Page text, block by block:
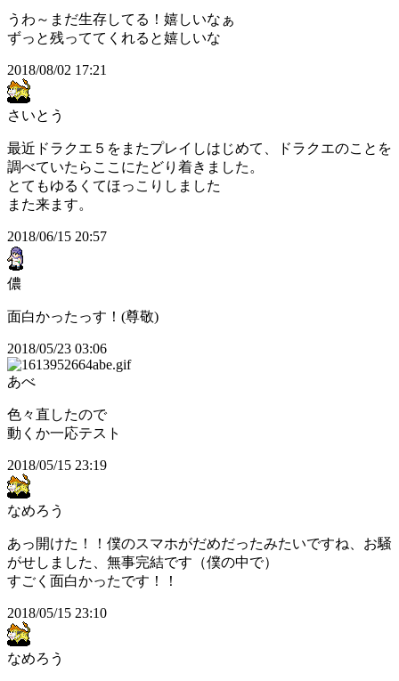
うわ～まだ生存してる！嬉しいなぁ
ずっと残っててくれると嬉しいな
2018/08/02 17:21
さいとう
最近ドラクエ５をまたプレイしはじめて、ドラクエのことを
調べていたらここにたどり着きました。
とてもゆるくてほっこりしました
また来ます。
2018/06/15 20:57
儂
面白かったっす！(尊敬)
2018/05/23 03:06
あべ
色々直したので
動くか一応テスト
2018/05/15 23:19
なめろう
あっ開けた！！僕のスマホがだめだったみたいですね、お騒
がせしました、無事完結です（僕の中で）
すごく面白かったです！！
2018/05/15 23:10
なめろう